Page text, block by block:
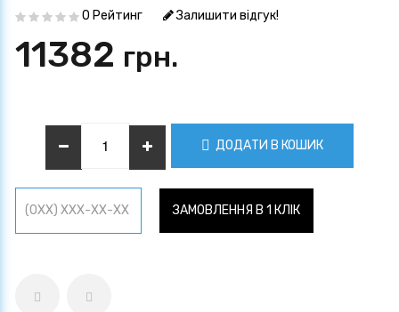
0 Рейтинг Залишити відгук!
11382 грн.
ДОДАТИ В КОШИК
ЗАМОВЛЕННЯ В 1 КЛІК